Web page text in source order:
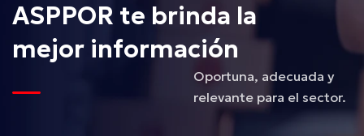
ASPPOR te brinda la
mejor información
Oportuna, adecuada y
relevante para el sector.